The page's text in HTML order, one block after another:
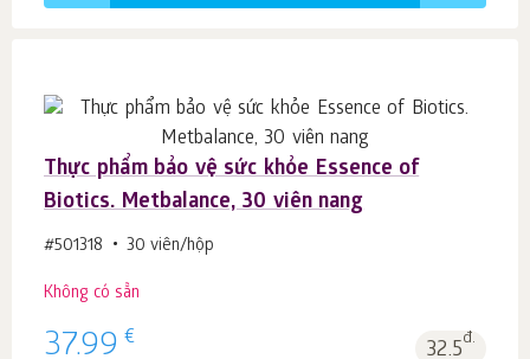
Thực phẩm bảo vệ sức khỏe Essence of
Biotics. Metbalance, 30 viên nang
#501318 30 viên/hộp
Không có sẵn
37.99 € 32.5đ.